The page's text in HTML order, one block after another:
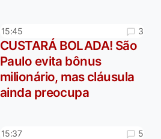
15:45 3
CUSTARÁ BOLADA! São
Paulo evita bônus
milionário, mas cláusula
ainda preocupa
15:37 5